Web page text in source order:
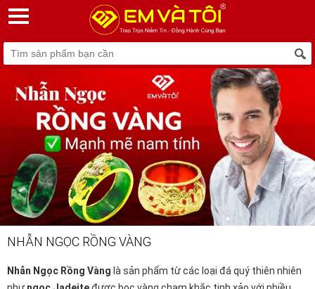
NHẪN NGỌC RỒNG VÀNG
Nhẫn Ngọc Rồng Vàng là sản phẩm từ các loại đá quý thiên nhiên